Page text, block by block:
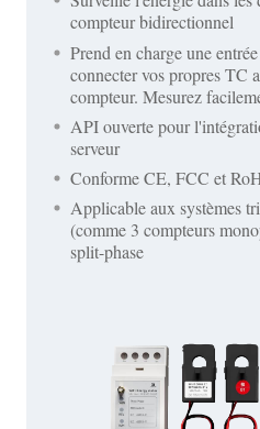
compteur bidirectionnel
Prend en charge une
connecter vos propres TC
compteur. Mesurez
API ouverte pour
serveur
Conforme CE, FCC et
Applicable aux systèmes
(comme 3 compteurs
split-phase